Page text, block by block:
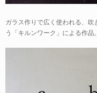
ガラス作りで広く使われる、
う「キルンワーク」による作品。